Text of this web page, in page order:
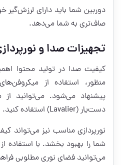
دوربین شما باید دارای لرزش‌گیر
صاف‌تری به شما می‌دهد.
تجهیزات صدا و
کیفیت صدا در تولید محتوا
منظور، استفاده از
پیشنهاد می‌شود. می‌توانید از
دست‌یار (Lavalier) استفاده کنید.
نورپردازی مناسب نیز می‌تواند
می‌توانید فضای نوری مطلوبی